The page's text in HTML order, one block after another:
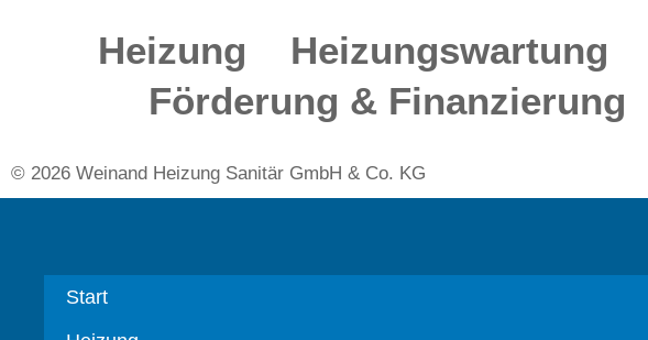
Heizung Heizungswartung
Förderung & Finanzierung
© 2026 Weinand Heizung Sanitär GmbH & Co. KG
Start